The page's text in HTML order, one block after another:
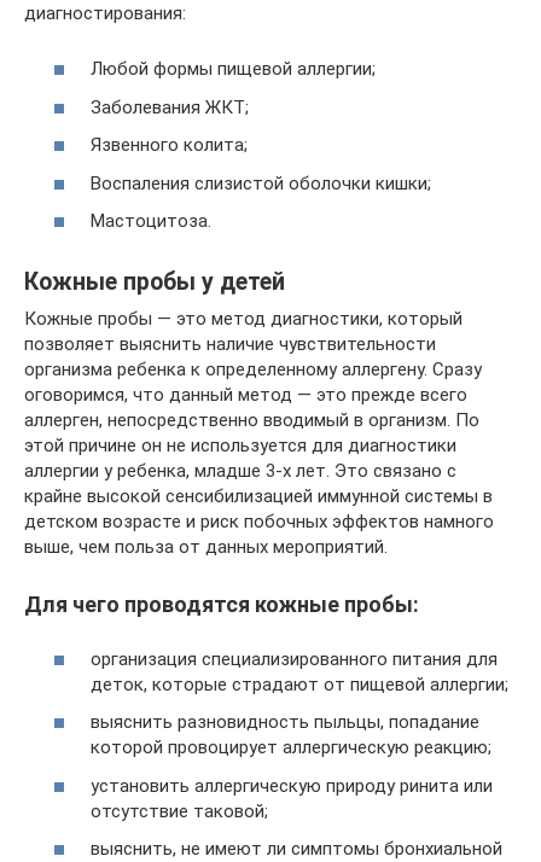
диагностирования:
Любой формы пищевой аллергии;
Заболевания ЖКТ;
Язвенного колита;
Воспаления слизистой оболочки кишки;
Мастоцитоза.
Кожные пробы у детей
Кожные пробы — это метод диагностики, который
позволяет выяснить наличие чувствительности
организма ребенка к определенному аллергену. Сразу
оговоримся, что данный метод — это прежде всего
аллерген, непосредственно вводимый в организм. По
этой причине он не используется для диагностики
аллергии у ребенка, младше 3‑х лет. Это связано с
крайне высокой сенсибилизацией иммунной системы в
детском возрасте и риск побочных эффектов намного
выше, чем польза от данных мероприятий.
Для чего проводятся кожные пробы:
организация специализированного питания для
деток, которые страдают от пищевой аллергии;
выяснить разновидность пыльцы, попадание
которой провоцирует аллергическую реакцию;
установить аллергическую природу ринита или
отсутствие таковой;
выяснить, не имеют ли симптомы бронхиальной